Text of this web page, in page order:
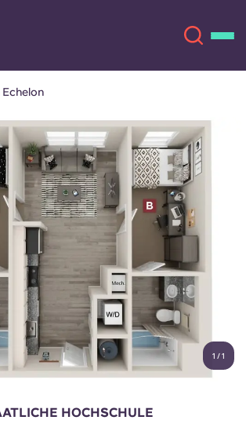
Sprache
English (GB)
aus
Jetzt buchen
(GB)
(US)
Chinese Español
Català Deutsch
Italian French
1 /1
HOCHSCHULE